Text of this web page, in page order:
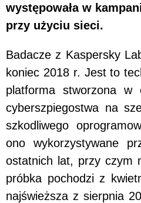
występowała w
przy użyciu sieci.
Badacze z Kaspersky
koniec 2018 r. Jest to
platforma stworzona w
cyberszpiegostwa na
szkodliwego
ono wykorzystywane
ostatnich lat, przy czym
próbka pochodzi z
najświeższa z sierpnia